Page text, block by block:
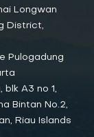
Longwan
District,
Pulogadung
blk A3 no 1,
Bintan No.2,
Riau Islands